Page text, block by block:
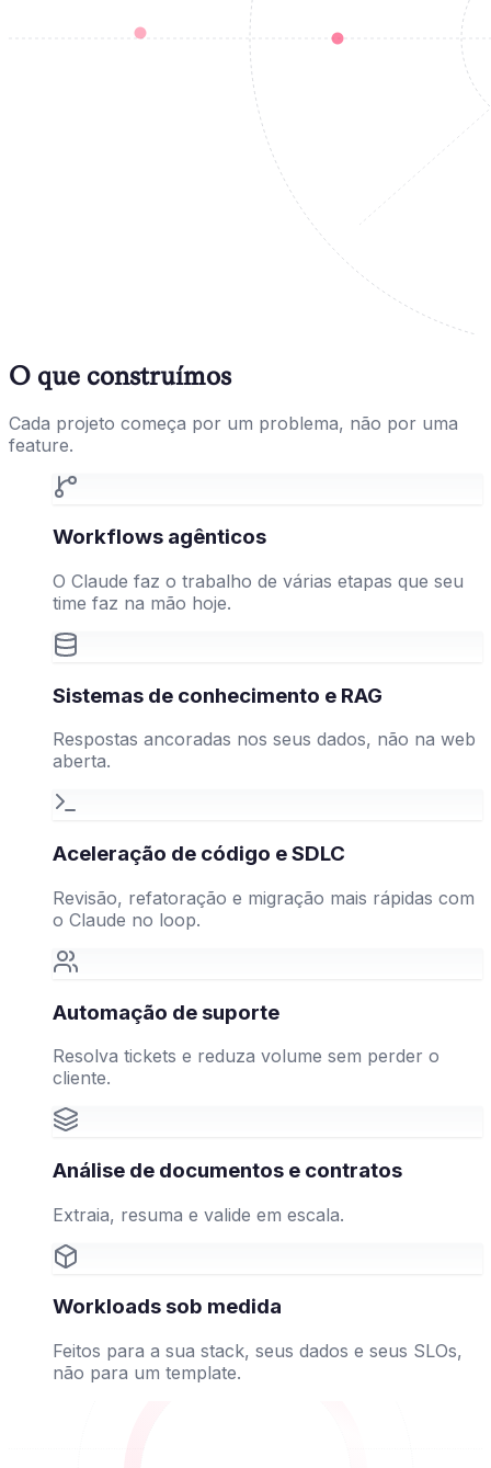
O que construímos
Cada projeto começa por um problema, não por uma
feature.
Workflows agênticos
O Claude faz o trabalho de várias etapas que seu
time faz na mão hoje.
Sistemas de conhecimento e RAG
Respostas ancoradas nos seus dados, não na web
aberta.
Aceleração de código e SDLC
Revisão, refatoração e migração mais rápidas com
o Claude no loop.
Automação de suporte
Resolva tickets e reduza volume sem perder o
cliente.
Análise de documentos e contratos
Extraia, resuma e valide em escala.
Workloads sob medida
Feitos para a sua stack, seus dados e seus SLOs,
não para um template.